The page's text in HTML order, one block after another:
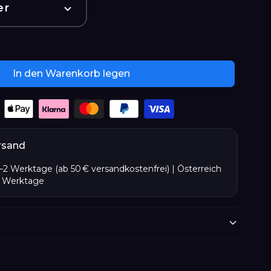
In den Warenkorb legen
Werktage (ab 50 € versandkostenfrei) | Österreich
Werktage